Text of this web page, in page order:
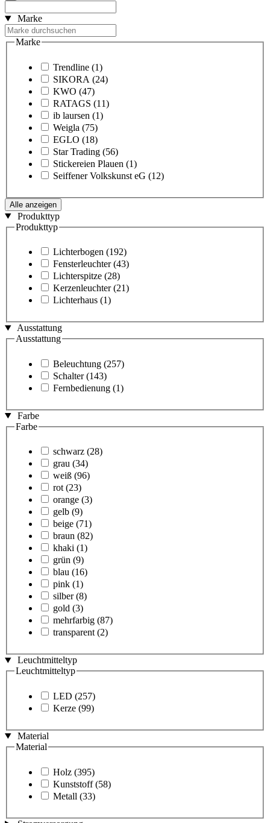
Marke
Marke
Trendline (1)
SIKORA (24)
KWO (47)
RATAGS (11)
ib laursen (1)
Weigla (75)
EGLO (18)
Star Trading (56)
Stickereien Plauen (1)
Seiffener Volkskunst eG (12)
Alle anzeigen
Produkttyp
Produkttyp
Lichterbogen (192)
Fensterleuchter (43)
Lichterspitze (28)
Kerzenleuchter (21)
Lichterhaus (1)
Ausstattung
Ausstattung
Beleuchtung (257)
Schalter (143)
Fernbedienung (1)
Farbe
Farbe
schwarz (28)
grau (34)
weiß (96)
rot (23)
orange (3)
gelb (9)
beige (71)
braun (82)
khaki (1)
grün (9)
blau (16)
pink (1)
silber (8)
gold (3)
mehrfarbig (87)
transparent (2)
Leuchtmitteltyp
Leuchtmitteltyp
LED (257)
Kerze (99)
Material
Material
Holz (395)
Kunststoff (58)
Metall (33)